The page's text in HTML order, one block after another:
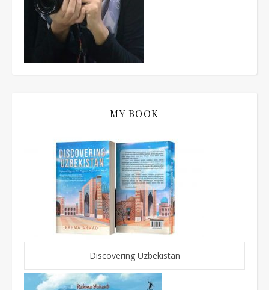
MY BOOK
Discovering Uzbekistan